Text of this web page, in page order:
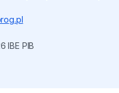
uwaga,
https://bprog.pl
IBE PIB